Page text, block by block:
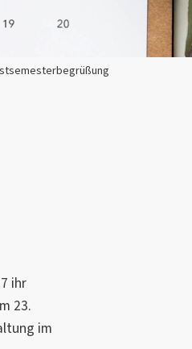
ihr
23.
im